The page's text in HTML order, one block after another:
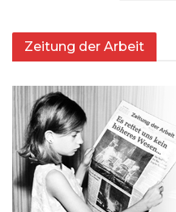
Zeitung der Arbeit